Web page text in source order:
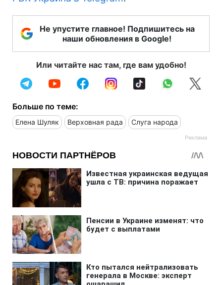
Не упустите главное! Подпишитесь на
наши обновления в Google!
Или читайте нас там, где вам удобно!
Больше по теме:
Елена Шуляк Верховная рада Слуга народа